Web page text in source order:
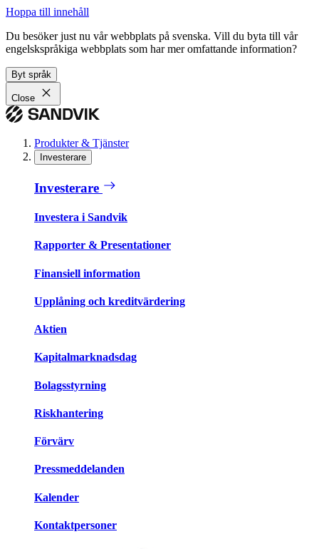
Hoppa till innehåll
Du besöker just nu vår webbplats på svenska. Vill du byta till vår
engelskspråkiga webbplats som har mer omfattande information?
Byt språk
Close
Produkter & Tjänster
Investerare
Investerare
Investera i Sandvik
Rapporter & Presentationer
Finansiell information
Upplåning och kreditvärdering
Aktien
Kapitalmarknadsdag
Bolagsstyrning
Riskhantering
Förvärv
Pressmeddelanden
Kalender
Kontaktpersoner